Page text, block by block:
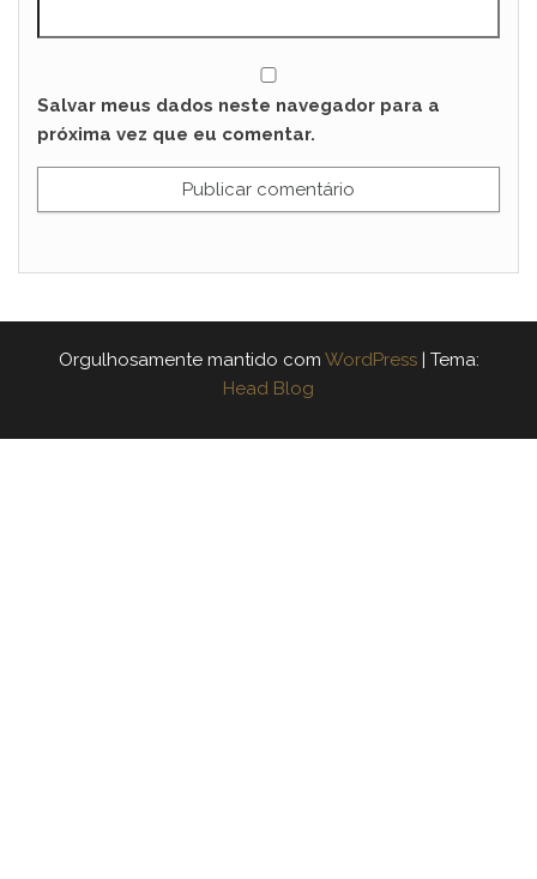
Salvar meus dados neste navegador para a
próxima vez que eu comentar.
Orgulhosamente mantido com WordPress
Tema:
Head Blog